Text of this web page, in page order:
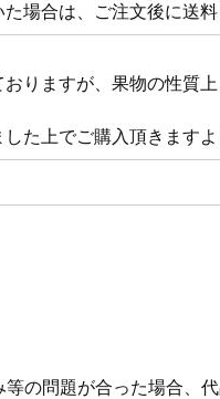
場合は、ご注文後に送
りますが、果物の性質
た上でご購入頂きますよ
の問題が合った場合、